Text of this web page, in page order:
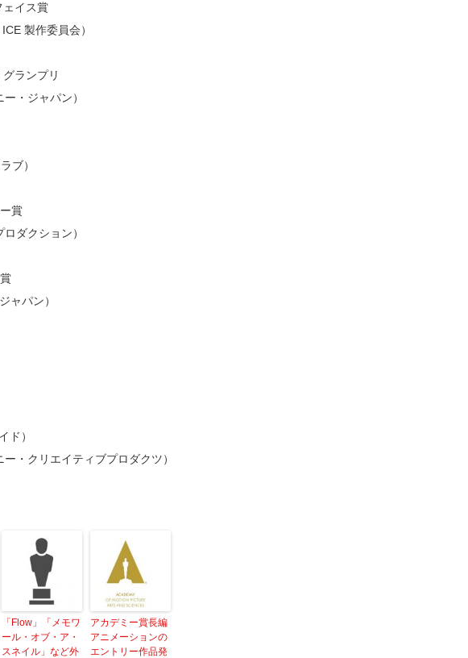
イス賞
製作委員会）
ランプリ
・ジャパン）
ブ）
賞
ダクション）
ャパン）
ド）
・クリエイティブプロダクツ）
「Flow」「メモワ
ール・オブ・ア・
スネイル」など外
アカデミー賞長編
アニメーションの
エントリー作品発